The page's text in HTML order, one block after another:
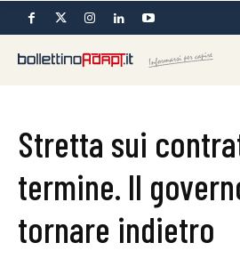
Stretta sui
termine. Il
tornare indietro